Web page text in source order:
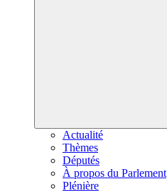
Actualité
Thèmes
Députés
À propos du Parlement
Plénière